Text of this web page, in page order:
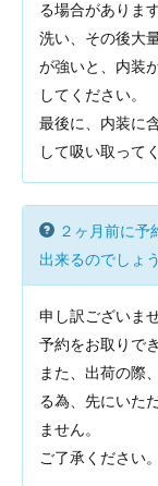
る場合がありま
洗い、その後大
が強いと、内装
してください。
最後に、内装に
して吸い取って
２ヶ月前に予
出来るのでしょう
申し訳ございま
予約をお取りで
また、出荷の際
る為、先にいた
ません。
ご了承ください。